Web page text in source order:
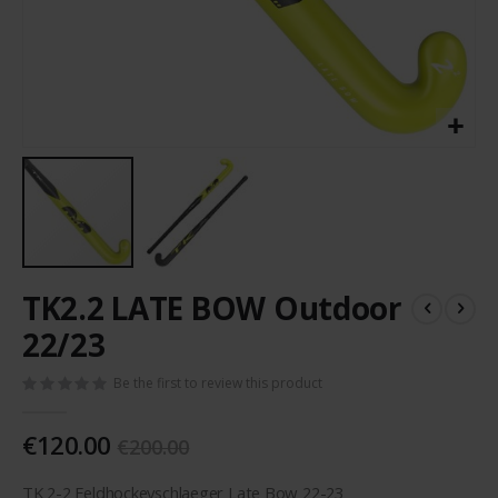
to
the
beginning
gallery
TK2.2 LATE BOW Outdoor
22/23
Be the first to review this product
€120.00
TK 2-2 Feldhockeyschlaeger Late Bow 22-23